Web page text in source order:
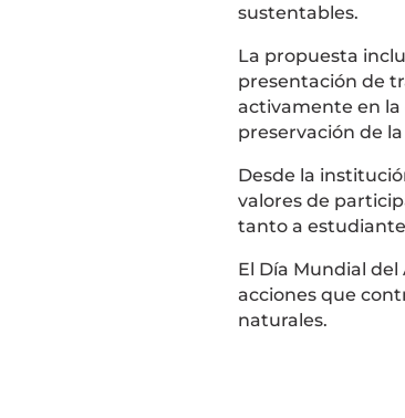
sustentables.
La propuesta
presentación de
activamente en la
preservación de
Desde la
valores de
tanto a
El Día Mundial
acciones que
naturales.